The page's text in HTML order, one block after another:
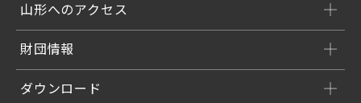
山形へのアクセス
財団情報
ダウンロード